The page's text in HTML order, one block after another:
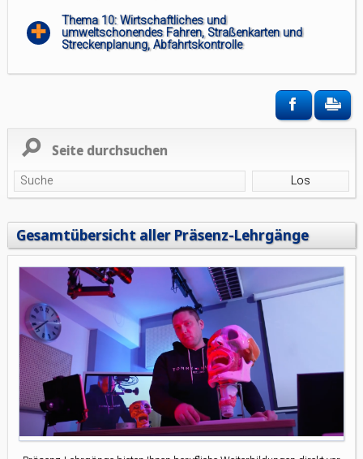
Thema 10: Wirtschaftliches und
umweltschonendes Fahren, Straßenkarten und
Streckenplanung, Abfahrtskontrolle
Seite durchsuchen
Gesamtübersicht aller Präsenz-Lehrgänge